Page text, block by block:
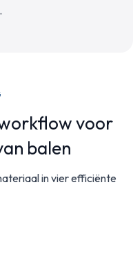
voor
balen
in vier efficiënte